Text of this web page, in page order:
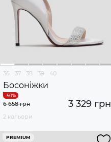
36 37 38 39 40
Босоніжки
3 329 грн
6 658 грн
2 кольори
PREMIUM